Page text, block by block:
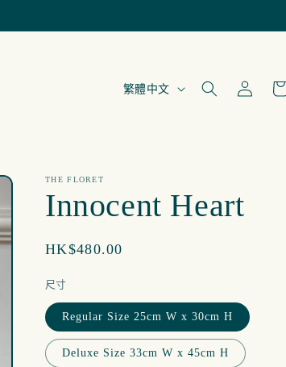
語
繁體中文
登
入
物
THE FLORET
Innocent Heart
定
HK$480.00
尺寸
Regular Size 25cm W x 30cm H
Deluxe Size 33cm W x 45cm H